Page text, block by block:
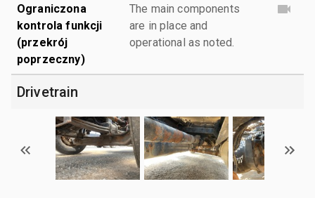
Ograniczona
kontrola funkcji
(przekrój
poprzeczny)
The main components
are in place and
operational as noted.
Drivetrain